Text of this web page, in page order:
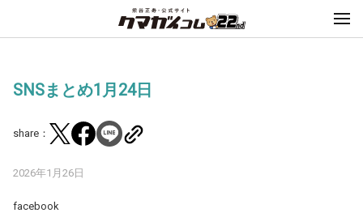
SNSまとめ1月24日
share：
2026年1月26日
facebook